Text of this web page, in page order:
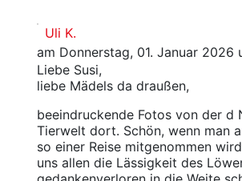
Uli K.
am Donnerstag, 01. Januar 2026
Liebe Susi,
liebe Mädels da draußen,
beeindruckende Fotos von der d
Tierwelt dort. Schön, wenn man
so einer Reise mitgenommen
uns allen die Lässigkeit des